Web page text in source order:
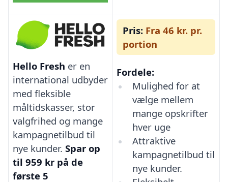
Hello Fresh er en
international udbyder
med fleksible
måltidskasser, stor
valgfrihed og mange
kampagnetilbud til
nye kunder. Spar op
til 959 kr på de
første 5
Pris: Fra 46 kr. pr.
portion
Fordele:
Mulighed for at
vælge mellem
mange opskrifter
hver uge
Attraktive
kampagnetilbud til
nye kunder.